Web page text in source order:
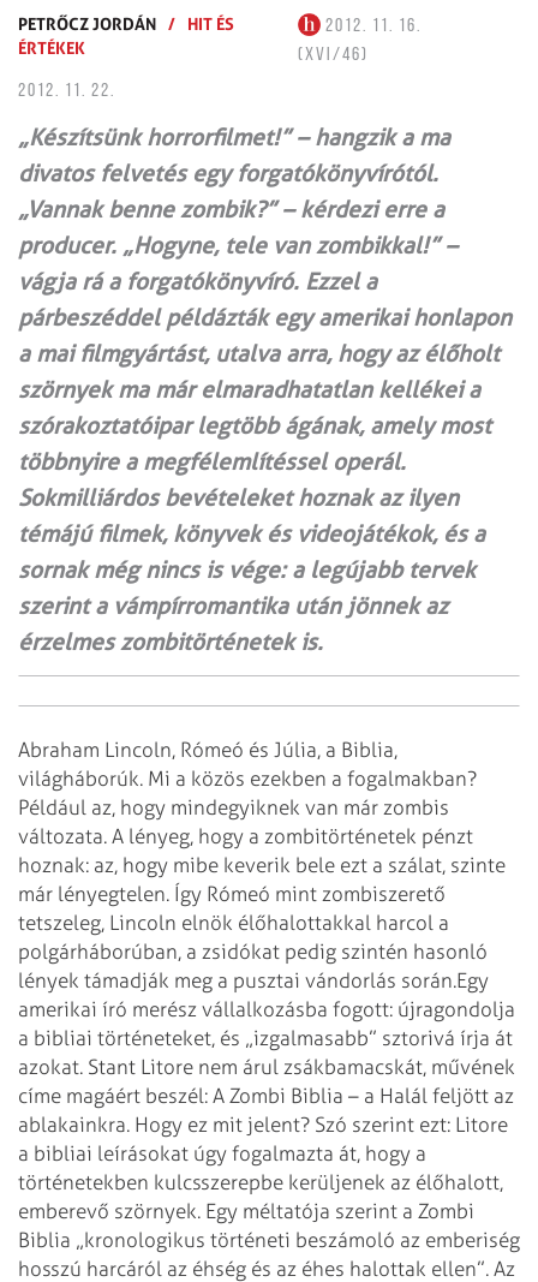
PETRŐCZ JORDÁN /
HIT ÉS
ÉRTÉKEK
2012. 11. 16.
(XVI/46)
2012. 11. 22.
„Készítsünk horrorfilmet!” – hangzik a ma
divatos felvetés egy forgatókönyvírótól.
„Vannak benne zombik?” – kérdezi erre a
producer. „Hogyne, tele van zombikkal!” –
vágja rá a forgatókönyvíró. Ezzel a
párbeszéddel példázták egy amerikai honlapon
a mai filmgyártást, utalva arra, hogy az élőholt
szörnyek ma már elmaradhatatlan kellékei a
szórakoztatóipar legtöbb ágának, amely most
többnyire a megfélemlítéssel operál.
Sokmilliárdos bevételeket hoznak az ilyen
témájú filmek, könyvek és videojátékok, és a
sornak még nincs is vége: a legújabb tervek
szerint a vámpírromantika után jönnek az
érzelmes zombitörténetek is.
Abraham Lincoln, Rómeó és Júlia, a Biblia,
világháborúk. Mi a közös ezekben a fogalmakban?
Például az, hogy mindegyiknek van már zombis
változata. A lényeg, hogy a zombitörténetek pénzt
hoznak: az, hogy mibe keverik bele ezt a szálat, szinte
már lényegtelen. Így Rómeó mint zombiszerető
tetszeleg, Lincoln elnök élőhalottakkal harcol a
polgárháborúban, a zsidókat pedig szintén hasonló
lények támadják meg a pusztai vándorlás során.Egy
amerikai író merész vállalkozásba fogott: újragondolja
a bibliai történeteket, és „izgalmasabb” sztorivá írja át
azokat. Stant Litore nem árul zsákbamacskát, művének
címe magáért beszél: A Zombi Biblia – a Halál feljött az
ablakainkra. Hogy ez mit jelent? Szó szerint ezt: Litore
a bibliai leírásokat úgy fogalmazta át, hogy a
történetekben kulcsszerepbe kerüljenek az élőhalott,
emberevő szörnyek. Egy méltatója szerint a Zombi
Biblia „kronologikus történeti beszámoló az emberiség
hosszú harcáról az éhség és az éhes halottak ellen”. Az